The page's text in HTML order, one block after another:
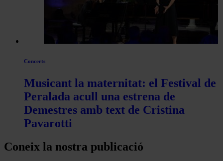
Concerts
Musicant la maternitat: el Festival de
Peralada acull una estrena de
Demestres amb text de Cristina
Pavarotti
Coneix la nostra publicació